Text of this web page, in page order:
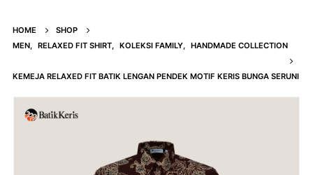
HOME
SHOP
MEN, RELAXED FIT SHIRT, KOLEKSI FAMILY, HANDMADE COLLECTION
KEMEJA RELAXED FIT BATIK LENGAN PENDEK MOTIF KERIS BUNGA SERUNI
Adipati